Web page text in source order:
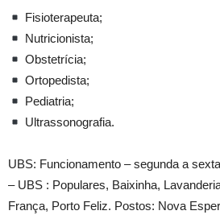
Fisioterapeuta;
Nutricionista;
Obstetrícia;
Ortopedista;
Pediatria;
Ultrassonografia.
UBS: Funcionamento – segunda a
– UBS : Populares, Baixinha,
França, Porto Feliz. Postos: Nova